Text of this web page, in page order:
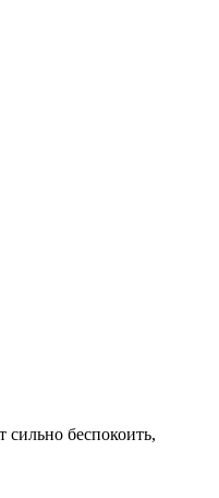
беспокоить,